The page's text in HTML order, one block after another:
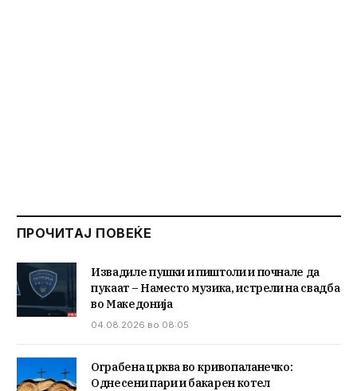
ПРОЧИТАЈ ПОВЕЌЕ
Извадиле пушки и пиштоли и почнале да
пукаат – Наместо музика, истрели на свадба
во Македонија
04.08.2026 во 08:05
Ограбена црква во кривопаланечко:
Однесени пари и бакарен котел